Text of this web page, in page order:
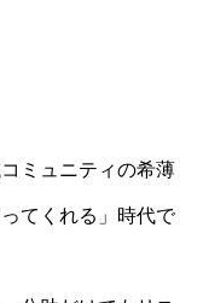
ミュニティの希薄
てくれる」時代で